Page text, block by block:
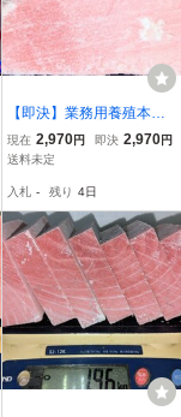
【即決】業務用養殖本鮪
（クロアチア産）腹中/中
トロサク 270g★１サク入
現在 2,970円 即決 2,970円
送料未定
入札 - 残り 4日